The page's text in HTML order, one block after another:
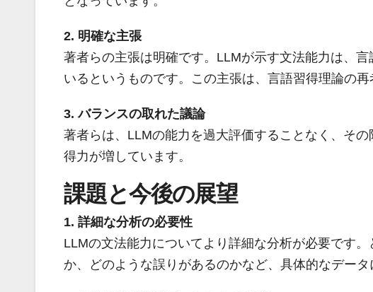
2. 明確な主張
著者らの主張は明確です。LLMが示す文法能力は、
いるというものです。この主張は、言語習得理論の
3. バランスの取れた議論
著者らは、LLMの能力を過大評価することなく、そ
得力が増しています。
課題と今後の展望
1. 詳細な分析の必要性
LLMの文法能力についてより詳細な分析が必要です
か、どのような誤りがあるのかなど、具体的なデータ